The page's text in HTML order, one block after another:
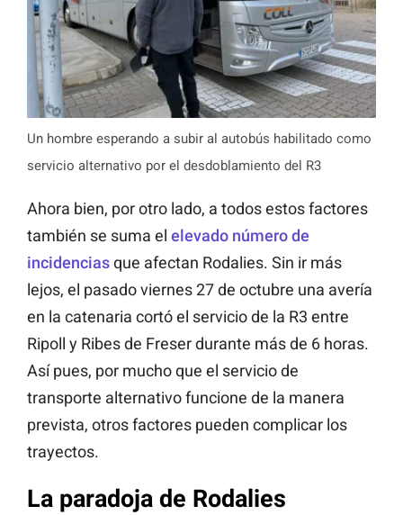
Un hombre esperando a subir al autobús habilitado como
servicio alternativo por el desdoblamiento del R3
Ahora bien, por otro lado, a todos estos factores
también se suma el elevado número de
incidenciasque afectan Rodalies. Sin ir más
lejos, el pasado viernes 27 de octubre una avería
en la catenaria cortó el servicio de la R3 entre
Ripoll y Ribes de Freser durante más de 6 horas.
Así pues, por mucho que el servicio de
transporte alternativo funcione de la manera
prevista, otros factores pueden complicar los
trayectos.
La paradoja de Rodalies